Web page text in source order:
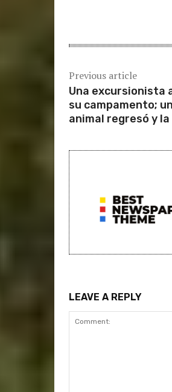
Previous article
Una excursionista
su campamento;
animal regresó y
LEAVE A REPLY